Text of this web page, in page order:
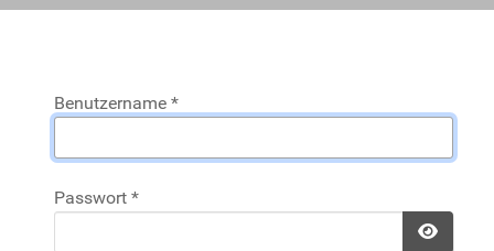
Benutzername *
Passwort *